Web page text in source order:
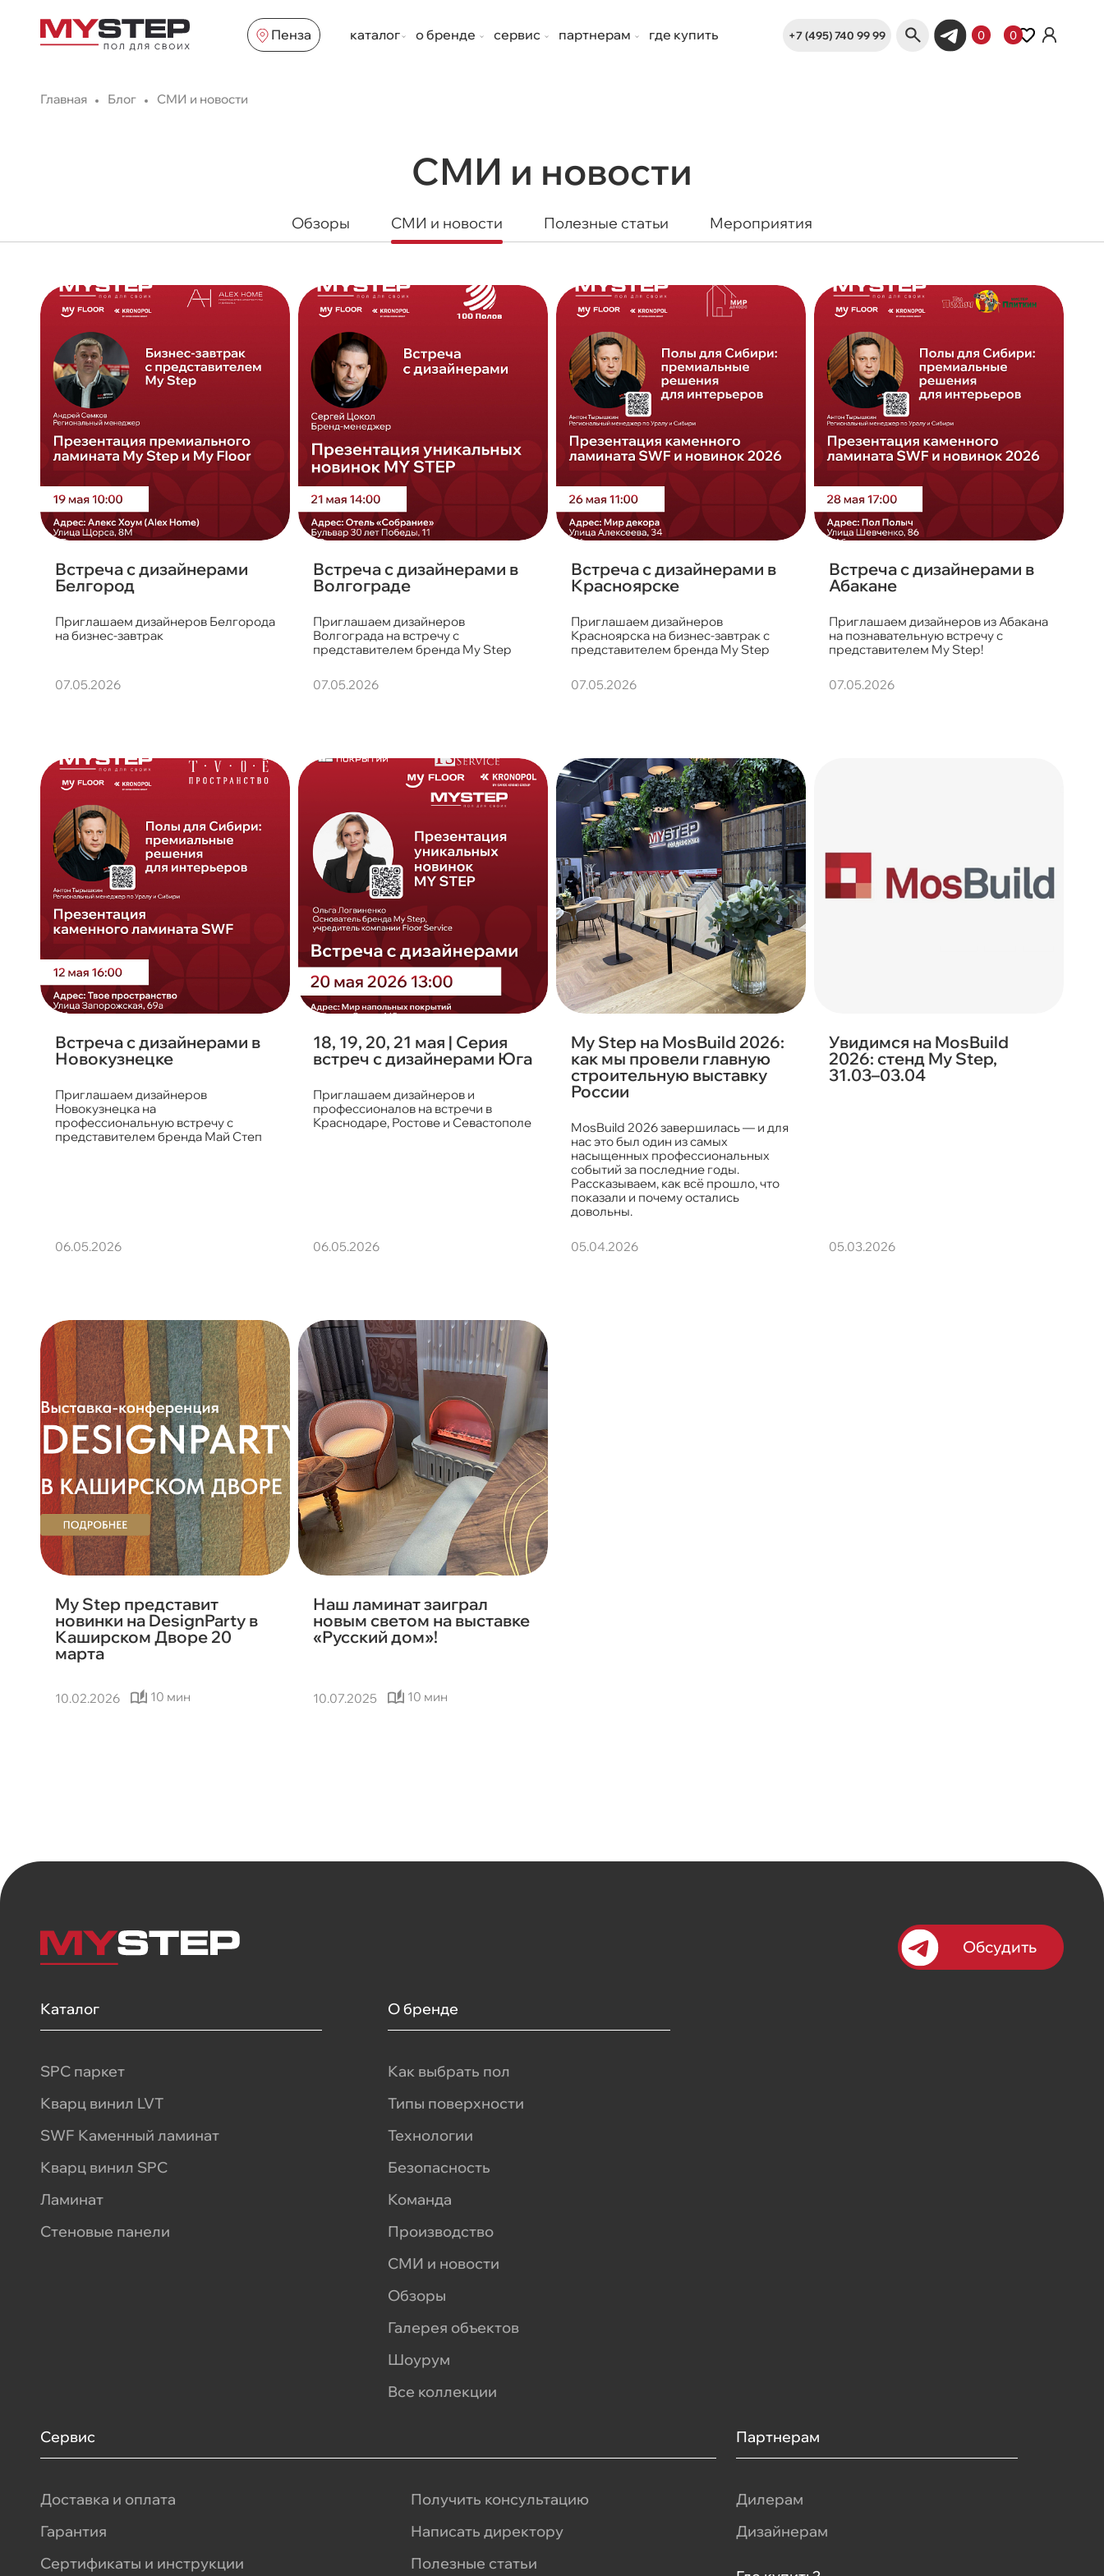
Пенза каталог о бренде сервис партнерам где купить +7 (495) 740 99 99 0 0
Главная Блог СМИ и новости
СМИ и новости
Обзоры СМИ и новости Полезные статьи Мероприятия
Встреча с дизайнерами
Белгород
Приглашаем дизайнеров Белгорода
на бизнес-завтрак
07.05.2026
Встреча с дизайнерами в
Волгограде
Приглашаем дизайнеров
Волгограда на встречу с
представителем бренда My Step
07.05.2026
Встреча с дизайнерами в
Красноярске
Приглашаем дизайнеров
Красноярска на бизнес-завтрак с
представителем бренда My Step
07.05.2026
Встреча с дизайнерами в
Абакане
Приглашаем дизайнеров из Абакана
на познавательную встречу с
представителем My Step!
07.05.2026
Встреча с дизайнерами в
Новокузнецке
Приглашаем дизайнеров
Новокузнецка на
профессиональную встречу с
представителем бренда Май Степ
06.05.2026
18, 19, 20, 21 мая | Серия
встреч с дизайнерами Юга
Приглашаем дизайнеров и
профессионалов на встречи в
Краснодаре, Ростове и Севастополе
06.05.2026
My Step на MosBuild 2026:
как мы провели главную
строительную выставку
России
MosBuild 2026 завершилась — и для
нас это был один из самых
насыщенных профессиональных
событий за последние годы.
Рассказываем, как всё прошло, что
показали и почему остались
довольны.
05.04.2026
Увидимся на MosBuild
2026: стенд My Step,
31.03–03.04
05.03.2026
My Step представит
новинки на DesignParty в
Каширском Дворе 20
марта
10.02.2026 10 мин
Наш ламинат заиграл
новым светом на выставке
«Русский дом»!
10.07.2025 10 мин
Обсудить
Каталог
SPC паркет
Кварц винил LVT
SWF Каменный ламинат
Кварц винил SPC
Ламинат
Стеновые панели
О бренде
Как выбрать пол
Типы поверхности
Технологии
Безопасность
Команда
Производство
СМИ и новости
Обзоры
Галерея объектов
Шоурум
Все коллекции
Сервис
Доставка и оплата
Гарантия
Сертификаты и инструкции
Получить консультацию
Написать директору
Полезные статьи
Партнерам
Дилерам
Дизайнерам